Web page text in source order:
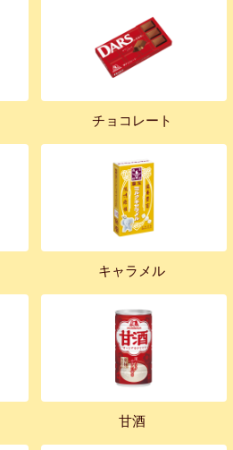
チョコレート
キャラメル
甘酒